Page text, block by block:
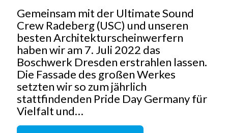
Gemeinsam mit der Ultimate Sound
Crew Radeberg (USC) und unseren
besten Architekturscheinwerfern
haben wir am 7. Juli 2022 das
Boschwerk Dresden erstrahlen lassen.
Die Fassade des großen Werkes
setzten wir so zum jährlich
stattfindenden Pride Day Germany für
Vielfalt und…